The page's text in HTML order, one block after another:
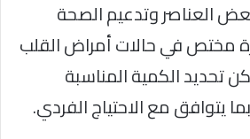
العناصر وتدعيم الصحة
مختص في حالات أمراض القلب
تحديد الكمية المناسبة
يتوافق مع الاحتياج الفردي.